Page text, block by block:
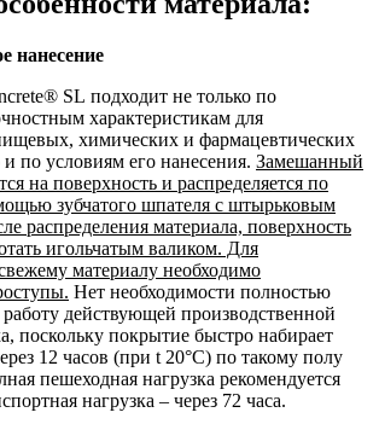
нанесение
SL подходит не только по
характеристикам для
химических и фармацевтических
по условиям его нанесения. Замешанный
на поверхность и распределяется по
зубчатого шпателя с штырьковым
распределения материала, поверхность
игольчатым валиком. Для
материалу необходимо
Нет необходимости полностью
действующей производственной
поскольку покрытие быстро набирает
12 часов (при t 20°С) по такому полу
пешеходная нагрузка рекомендуется
нагрузка – через 72 часа.